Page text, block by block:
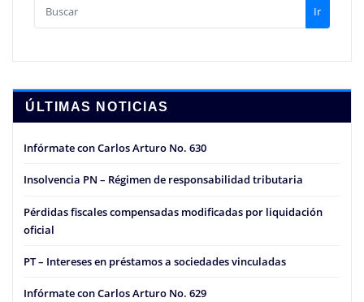
Ir
ÚLTIMAS NOTICIAS
Infórmate con Carlos Arturo No. 630
Insolvencia PN – Régimen de responsabilidad tributaria
Pérdidas fiscales compensadas modificadas por liquidación
oficial
PT – Intereses en préstamos a sociedades vinculadas
Infórmate con Carlos Arturo No. 629